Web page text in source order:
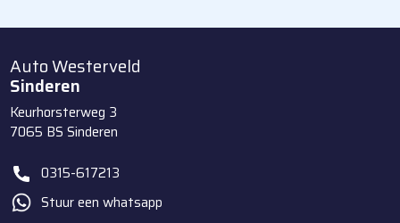
Auto Westerveld
Sinderen
Keurhorsterweg 3
7065 BS Sinderen
0315-617213
Stuur een whatsapp